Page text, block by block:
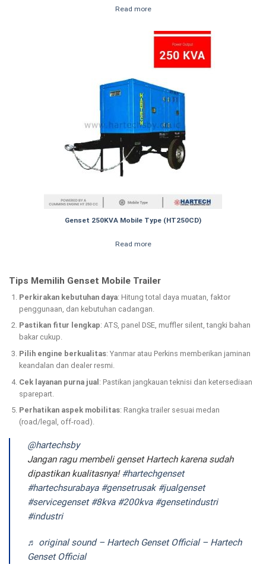
Read more
Genset 250KVA Mobile Type (HT250CD)
Read more
Tips Memilih Genset Mobile Trailer
Perkirakan kebutuhan daya: Hitung total daya muatan, faktor
penggunaan, dan kebutuhan cadangan.
Pastikan fitur lengkap: ATS, panel DSE, muffler silent, tangki bahan
bakar cukup.
Pilih engine berkualitas: Yanmar atau Perkins memberikan jaminan
keandalan dan dealer resmi.
Cek layanan purna jual: Pastikan jangkauan teknisi dan ketersediaan
sparepart.
Perhatikan aspek mobilitas: Rangka trailer sesuai medan
(road/legal, off-road).
@hartechsby
Jangan ragu membeli genset Hartech karena sudah
dipastikan kualitasnya!#hartechgenset
#hartechsurabaya #gensetrusak #jualgenset
#servicegenset #8kva #200kva #gensetindustri
#industri
♬ original sound – Hartech Genset Official – Hartech
Genset Official